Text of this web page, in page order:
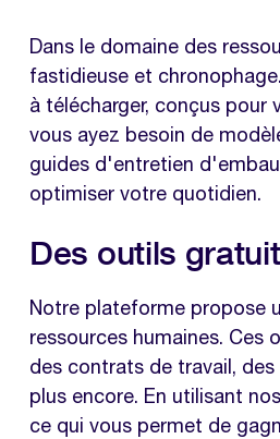
Dans le domaine des
fastidieuse et
à télécharger, conçus pour
vous ayez besoin de
guides d'entretien
optimiser votre quotidien.
Des outils
Notre plateforme propose
ressources humaines.
des contrats de travail,
plus encore. En utilisant
ce qui vous permet de